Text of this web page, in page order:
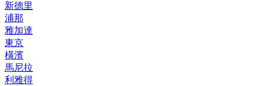
新德里
浦那
雅加達
東京
橫濱
馬尼拉
利雅得